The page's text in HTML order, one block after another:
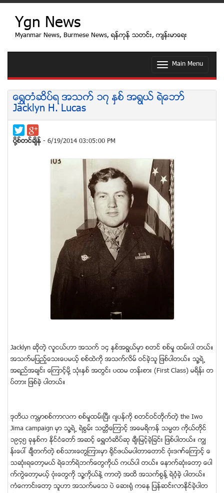
Ygn News
Myanmar News, Burmese News, ရန္ကုန္ သတင္း, က်န္းမာေရး
T
g
l
n
Main Menu
ေရႊတံဆိပ္ရ အသက္ ၁၇ ႏွစ္ အရြယ္ ရဲေဘာ္
Jacklyn H. Lucas
ပုိ႔စ္တင္ခ်ိန္ - 6/19/2014 03:05:00 PM
Jacklyn ဆုိတဲ့ လူငယ္ဟာ အသက္ ၁၄ ႏွစ္အရြယ္မွာ စတင္ စစ္မွု ထမ္းပါ တယ္။
အသက္မျပည့္ေသးေပမယ့္ စစ္ထဲကို အသက္လိမ္ ဝင္ခဲ့သူ ျဖစ္ပါတယ္။ သူ႔ရဲ႕
အရည္အခ်င္း ေၾကာင့္မုိ႔ သံုးႏွစ္ အတြင္း ပထမ တန္းစား (First Class) မရိန္း တ
ပ္တား ျဖစ္ခဲ့ ပါတယ္။
ဒုတိယ ကမၻာစစ္ကာလက စစ္မွုထမ္းျပီး ဂ်ပန္ကို စတင္ဝင္တိုက္တဲ့ the Iwo
Jima campaign မွာ သူ႔ရဲ႕ ရဲစြမ္း သတၱိေၾကာင့္ အေမရိကန္ သမၼတ ကိုယ္တိုင္
၁၉၄၅ ခုႏွစ္က ႏိုင္ငံေတာ္ အဆင့္ ေရႊတံဆိပ္ဆု ခ်ီးျမင့္ခဲ့ျခင္း ျဖစ္ပါတယ္။ ကြ်
န္းေပၚ ခ်ီတက္တဲ့ စစ္သားေတြၾကားမွာ ရိုင္ဖယ္မပါတာေတာင္ ဗံုးဒဏ္ေၾကာင့္ ေ
သဆံုးရေတာ့မယ္ ရဲေဘာ္ရဲဘက္ေတြကိုယ္ ကယ္ပါ တယ္။ ေနာက္ဆံုးေတာ့ ေပါ
က္ကြဲေတာ့မယ့္ ဗံုးေတြကို သူ႔ကိုယ္နဲ႔ ကာတဲ့ အထိ အသက္စြန္႔ ရဲဝံံ့ခဲ့ ပါတယ္။
ကံေကာင္းေတာ့ သူဟာ အသက္မေသ ပဲ ေဆးရံု ကေန ျပန္ဆင္းလာႏိုင္ခဲ့ပါတ